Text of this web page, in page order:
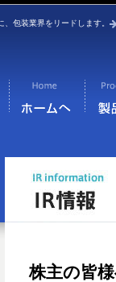
包装業界をリードします。
株主の皆